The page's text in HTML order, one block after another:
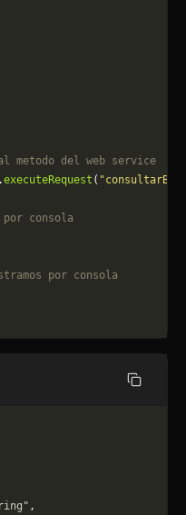
metodo del web service
executeRequest (
consola
por consola
Copiar
,